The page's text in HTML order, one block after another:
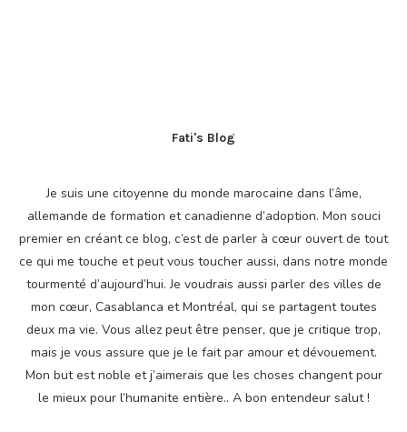
Fati's Blog
Je suis une citoyenne du monde marocaine dans l’âme,
allemande de formation et canadienne d’adoption. Mon souci
premier en créant ce blog, c’est de parler à cœur ouvert de tout
ce qui me touche et peut vous toucher aussi, dans notre monde
tourmenté d’aujourd’hui. Je voudrais aussi parler des villes de
mon cœur, Casablanca et Montréal, qui se partagent toutes
deux ma vie. Vous allez peut être penser, que je critique trop,
mais je vous assure que je le fait par amour et dévouement.
Mon but est noble et j’aimerais que les choses changent pour
le mieux pour l’humanite entière.. A bon entendeur salut !